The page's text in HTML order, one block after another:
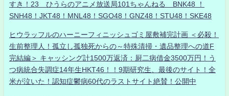
すき！23 ひうらのアニメ放送局101ちゃんねる BNK48 ！
SNH48！JKT48！MNL48！SGO48！GNZ48！STU48！SKE48
ヒウラッフルのハーニーフィニッシュゴミ屋敷補完計画 ＜必殺！
生前整理人！孤立し孤独死からの～特殊清掃・遺品整理への道F
完結編＞ キャッシング計1500万返済：厨二病借金3500万円！う
つ病統合失調症14年生HKT46！！9期研究生、最後のサイト！全
米が泣いた！認知症鬱病60代のラストサイト絶賛！公開中